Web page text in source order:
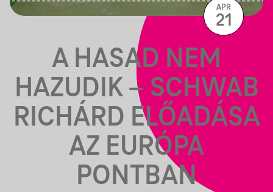
A HASAD NEM
HAZUDIK – SCHWAB
RICHÁRD ELŐADÁSA
AZ EURÓPA
PONTBAN
APR
21